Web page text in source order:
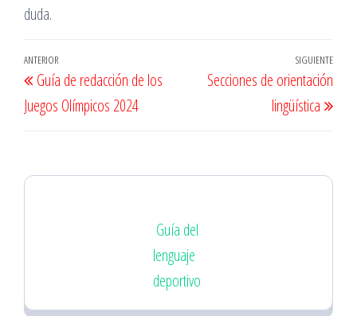
duda.
Navegación
de
entradas
Entrada
anterior
ANTERIOR
Guía de redacción de los
Juegos Olímpicos 2024
SIGUIENTE
Secciones de orientación
lingüística
Guía del
lenguaje
deportivo